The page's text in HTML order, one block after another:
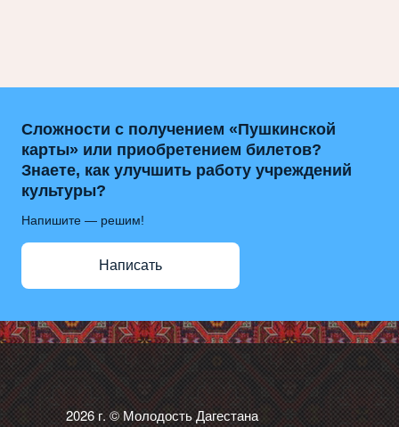
Сложности с получением «Пушкинской
карты» или приобретением билетов?
Знаете, как улучшить работу учреждений
культуры?
Напишите — решим!
Написать
2026 г. © Молодость Дагестана